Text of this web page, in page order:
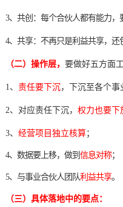
3、共创：每个合伙人都有能力，
4、共享：不再只是利益共享，还
（二）操作层， 要做好五方面工
1、 责任要下沉，下沉至各个事
2、对应责任下沉， 权力也要下
3、 经营项目独立核算；
4、数据要上移，做到 信息对称；
5、与事业合伙人团队利益共享。
（三）具体落地中的要点：